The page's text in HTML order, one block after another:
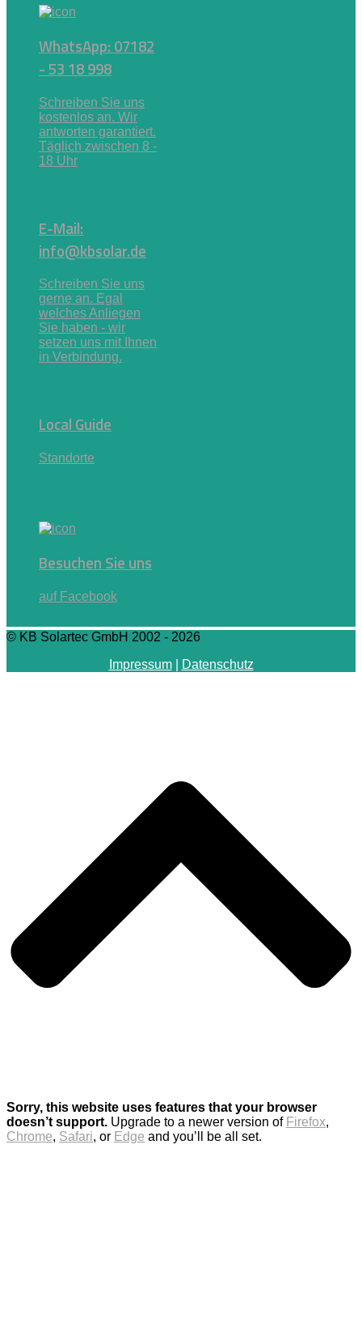
WhatsApp: 07182
- 53 18 998
Schreiben Sie uns
kostenlos an. Wir
antworten garantiert.
Täglich zwischen 8 -
18 Uhr
E-Mail:
info@kbsolar.de
Schreiben Sie uns
gerne an. Egal
welches Anliegen
Sie haben - wir
setzen uns mit Ihnen
in Verbindung.
Local Guide
Standorte
Besuchen Sie uns
auf Facebook
© KB Solartec GmbH 2002 - 2026
Impressum| Datenschutz
Sorry, this website uses features that your browser
doesn’t support. Upgrade to a newer version of Firefox,
Chrome, Safari, or Edge and you’ll be all set.